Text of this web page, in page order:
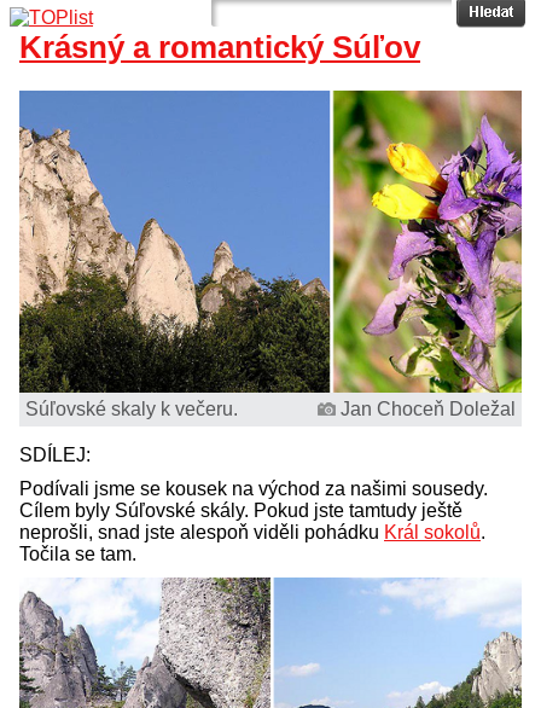
Krásný a romantický Súľov
Súľovské skaly k večeru. Jan Choceň Doležal
SDÍLEJ:
Podívali jsme se kousek na východ za našimi sousedy.
Cílem byly Súľovské skály. Pokud jste tamtudy ještě
neprošli, snad jste alespoň viděli pohádku Král sokolů.
Točila se tam.